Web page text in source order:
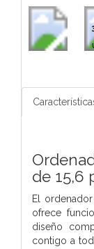
de 15,6
El
ofrece
diseño
contigo a